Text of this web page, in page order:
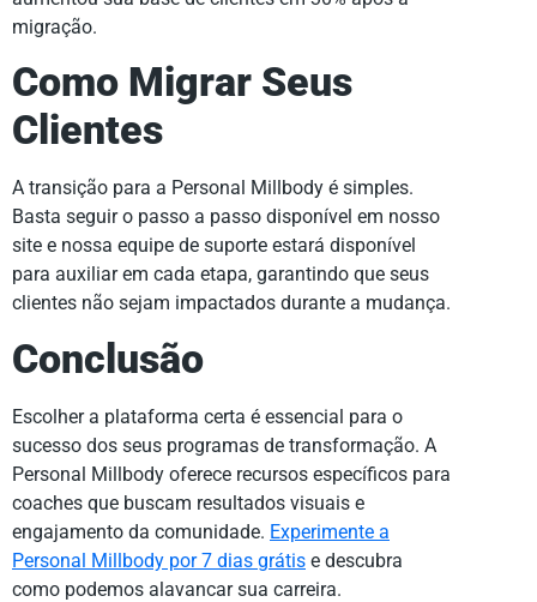
migração.
Como Migrar Seus
Clientes
A transição para a Personal Millbody é simples.
Basta seguir o passo a passo disponível em nosso
site e nossa equipe de suporte estará disponível
para auxiliar em cada etapa, garantindo que seus
clientes não sejam impactados durante a mudança.
Conclusão
Escolher a plataforma certa é essencial para o
sucesso dos seus programas de transformação. A
Personal Millbody oferece recursos específicos para
coaches que buscam resultados visuais e
engajamento da comunidade. Experimente a
Personal Millbody por 7 dias grátis e descubra
como podemos alavancar sua carreira.